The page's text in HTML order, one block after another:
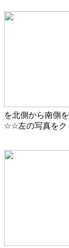
を北側から南側
☆☆左の写真を